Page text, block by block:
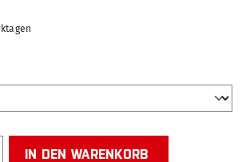
Gib den gewünschten Wert ein
IN DEN WARENKORB